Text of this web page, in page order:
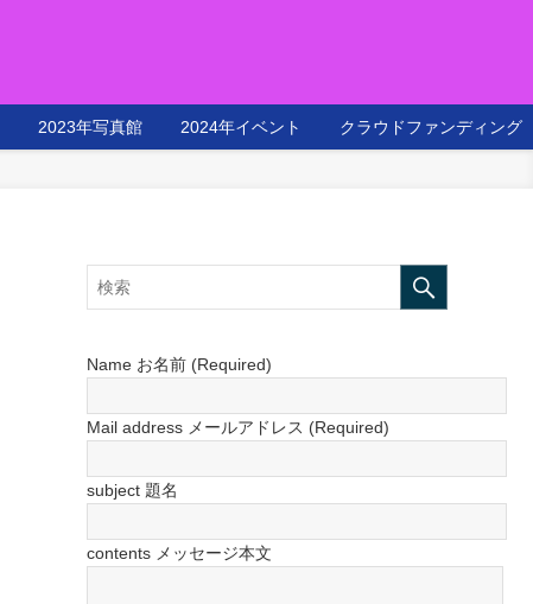
2023年写真館 2024年イベント クラウドファンディン
Name お名前 (Required)
Mail address メールアドレス (Required)
subject 題名
contents メッセージ本文